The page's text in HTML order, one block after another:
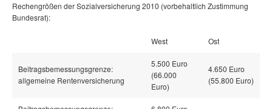
Rechengrößen der Sozialversicherung 2010 (vorbehaltlich Zustimmung
Bundesrat):
West Ost
Beitragsbemessungsgrenze:
allgemeine Rentenversicherung
5.500 Euro
(66.000
Euro)
4.650 Euro
(55.800 Euro)